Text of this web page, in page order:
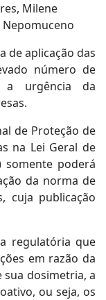
Milene
de aplicação das
número de
a urgência da
de Proteção de
na Lei Geral de
somente poderá
da norma de
cuja publicação
regulatória que
em razão da
dosimetria, a
ou seja, os